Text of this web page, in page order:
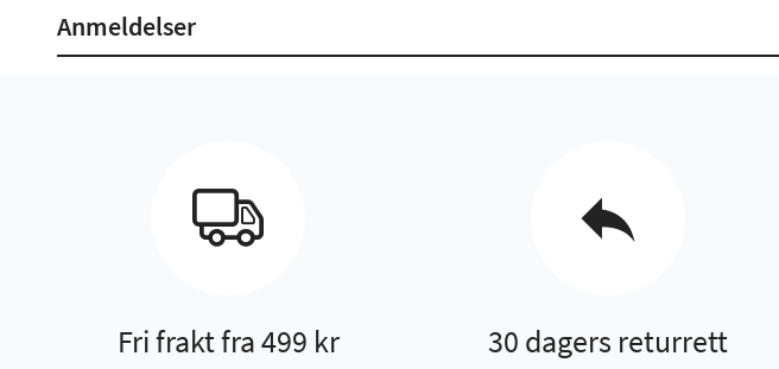
Anmeldelser
Fri frakt fra 499 kr 30 dagers returrett